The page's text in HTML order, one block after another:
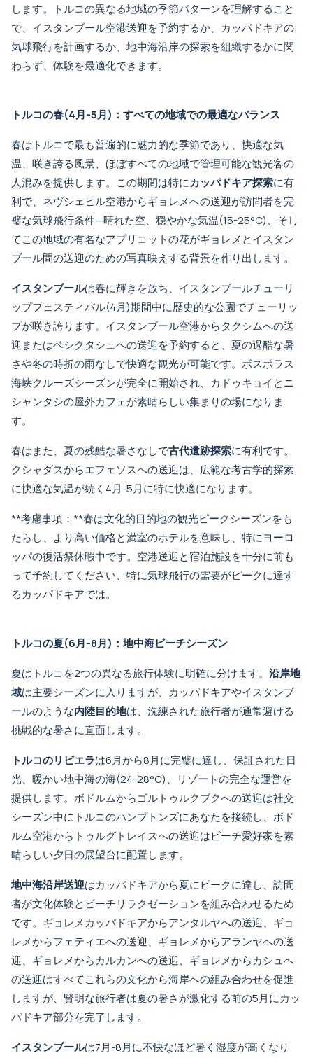
します。トルコの異なる地域の季節パターンを理解すること
で、 イスタンブール空港送迎を予約するか、 カッパドキアの
気球飛行を計画するか、 地中海沿岸の探索を組織するかに関
わらず、体験を最適化できます。
トルコの春(4月-5月)：すべての地域での最適なバランス
春はトルコで最も普遍的に魅力的な季節であり、快適な気
温、咲き誇る風景、ほぼすべての地域で管理可能な観光客の
人混みを提供します。この期間は特にカッパドキア探索に有
利で、 ネヴシェヒル空港からギョレメへの送迎が訪問者を完
璧な気球飛行条件—晴れた空、穏やかな気温(15-25°C)、そし
てこの地域の有名なアプリコットの花がギョレメとイスタン
ブール間の送迎のための写真映えする背景を作り出します。
イスタンブールは春に輝きを放ち、イスタンブールチューリ
ップフェスティバル(4月)期間中に歴史的な公園でチューリッ
プが咲き誇ります。 イスタンブール空港からタクシムへの送
迎 またはベシクタシュへの送迎を予約すると、夏の過酷な暑
さや冬の時折の雨なしで快適な観光が可能です。ボスポラス
海峡クルーズシーズンが完全に開始され、 カドゥキョイとニ
シャンタシの屋外カフェが素晴らしい集まりの場になりま
す。
春はまた、夏の残酷な暑さなしで古代遺跡探索に有利です。
クシャダスからエフェソスへの送迎は、広範な考古学的探索
に快適な気温が続く4月-5月に特に快適になります。
**考慮事項：**春は文化的目的地の観光ピークシーズンをも
たらし、より高い価格と満室のホテルを意味し、特にヨーロ
ッパの復活祭休暇中です。 空港送迎と宿泊施設を十分に前も
って予約してください、特に気球飛行の需要がピークに達す
るカッパドキアでは。
トルコの夏(6月-8月)：地中海ビーチシーズン
夏はトルコを2つの異なる旅行体験に明確に分けます。 沿岸地
域は主要シーズンに入りますが、カッパドキアやイスタンブ
ールのような内陸目的地は、洗練された旅行者が通常避ける
挑戦的な暑さに直面します。
トルコのリビエラは6月から8月に完璧に達し、保証された日
光、暖かい地中海の海(24-28°C)、リゾートの完全な運営を
提供します。 ボドルムからゴルトゥルクブクへの送迎は社交
シーズン中にトルコのハンプトンズにあなたを接続し、 ボド
ルム空港からトゥルグトレイスへの送迎はビーチ愛好家を素
晴らしい夕日の展望台に配置します。
地中海沿岸送迎はカッパドキアから夏にピークに達し、訪問
者が文化体験とビーチリラクゼーションを組み合わせるため
です。 ギョレメカッパドキアからアンタルヤへの送迎、 ギョ
レメからフェティエへの送迎、 ギョレメからアランヤへの送
迎、 ギョレメからカルカンへの送迎、 ギョレメからカシュへ
の送迎はすべてこれらの文化から海岸への組み合わせを促進
しますが、賢明な旅行者は夏の暑さが激化する前の5月にカッ
パドキア部分を完了します。
イスタンブールは7月-8月に不快なほど暑く湿度が高くなり